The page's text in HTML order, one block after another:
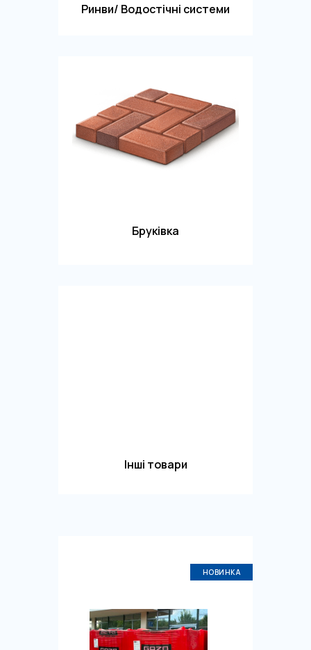
Ринви/ Водостічні системи
Бруківка
Інші товари
НОВИНКА